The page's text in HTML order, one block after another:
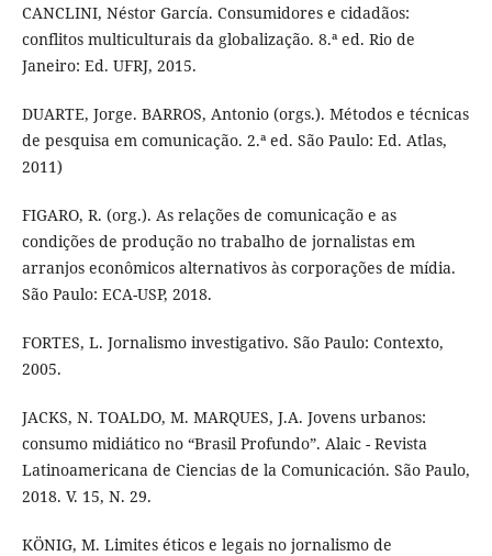
CANCLINI, Néstor García. Consumidores e cidadãos:
conflitos multiculturais da globalização. 8.ª ed. Rio de
Janeiro: Ed. UFRJ, 2015.
DUARTE, Jorge. BARROS, Antonio (orgs.). Métodos e técnicas
de pesquisa em comunicação. 2.ª ed. São Paulo: Ed. Atlas,
2011)
FIGARO, R. (org.). As relações de comunicação e as
condições de produção no trabalho de jornalistas em
arranjos econômicos alternativos às corporações de mídia.
São Paulo: ECA-USP, 2018.
FORTES, L. Jornalismo investigativo. São Paulo: Contexto,
2005.
JACKS, N. TOALDO, M. MARQUES, J.A. Jovens urbanos:
consumo midiático no “Brasil Profundo”. Alaic - Revista
Latinoamericana de Ciencias de la Comunicación. São Paulo,
2018. V. 15, N. 29.
KÖNIG, M. Limites éticos e legais no jornalismo de